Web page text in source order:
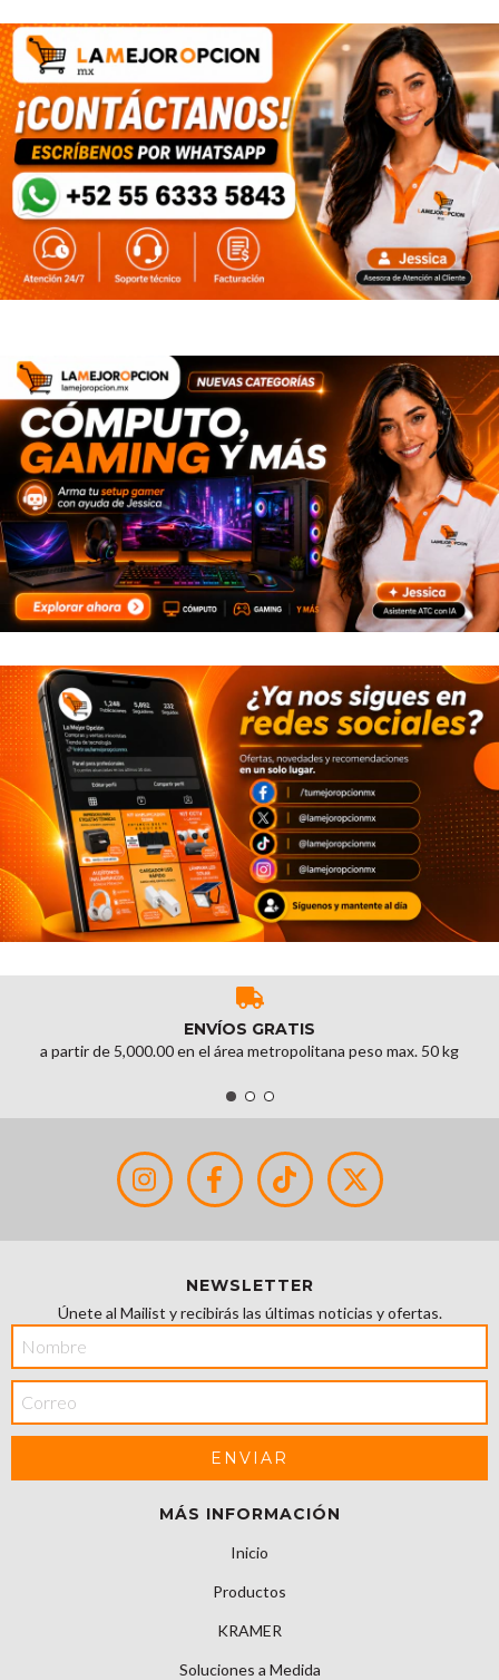
ENVÍOS GRATIS
a partir de 5,000.00 en el área metropolitana peso max. 50 kg
NEWSLETTER
Únete al Mailist y recibirás las últimas noticias y ofertas.
MÁS INFORMACIÓN
Inicio
Productos
KRAMER
Soluciones a Medida